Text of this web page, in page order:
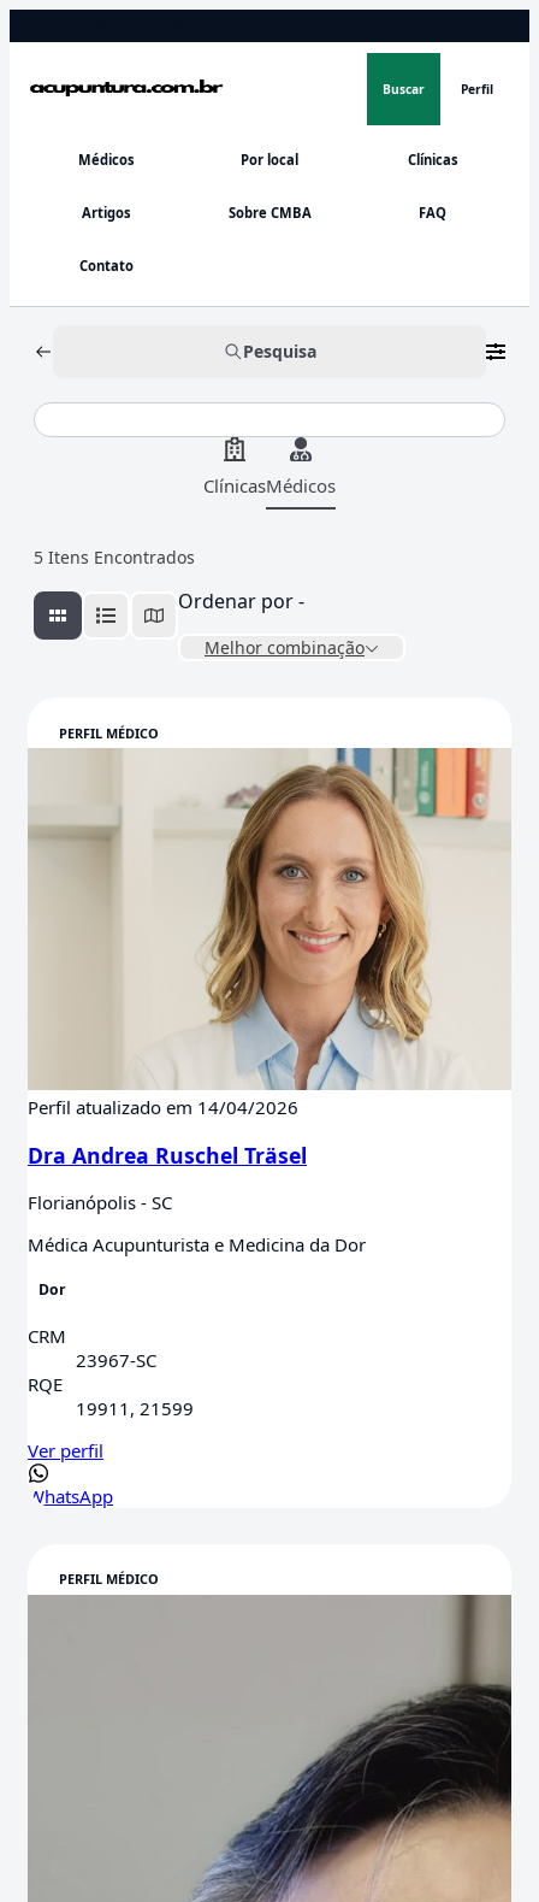
Médicos Por local Clínicas
Artigos Sobre CMBA FAQ
Contato
Buscar Perfil
Pesquisa
ClínicasMédicos
5 Itens Encontrados
Ordenar por -
Melhor combinação
Perfil atualizado em 14/04/2026
Dra Andrea Ruschel Träsel
Florianópolis - SC
Médica Acupunturista e Medicina da Dor
Dor
CRM
23967-SC
RQE
19911, 21599
Ver perfil
WhatsApp